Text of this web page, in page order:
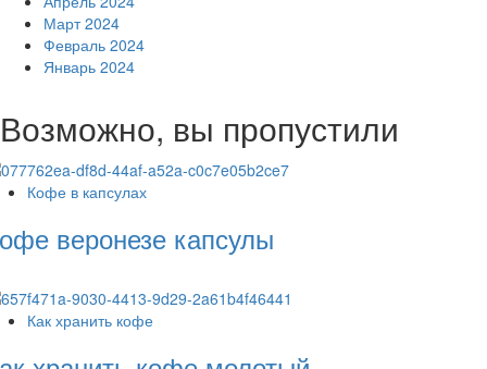
Март 2024
Февраль 2024
Январь 2024
Возможно, вы пропустили
Кофе в капсулах
веронезе капсулы
Как хранить кофе